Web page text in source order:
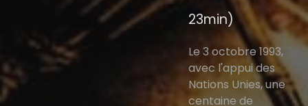
23min)
Le 3 octobre 1993,
avec l'appui des
Nations Unies, une
centaine de